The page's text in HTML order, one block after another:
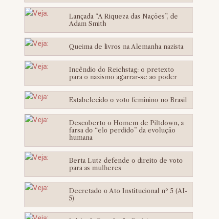
Lançada “A Riqueza das Nações”, de
Adam Smith
Queima de livros na Alemanha nazista
Incêndio do Reichstag: o pretexto
para o nazismo agarrar-se ao poder
Estabelecido o voto feminino no Brasil
Descoberto o Homem de Piltdown, a
farsa do “elo perdido” da evolução
humana
Berta Lutz defende o direito de voto
para as mulheres
Decretado o Ato Institucional nº 5 (AI-
5)